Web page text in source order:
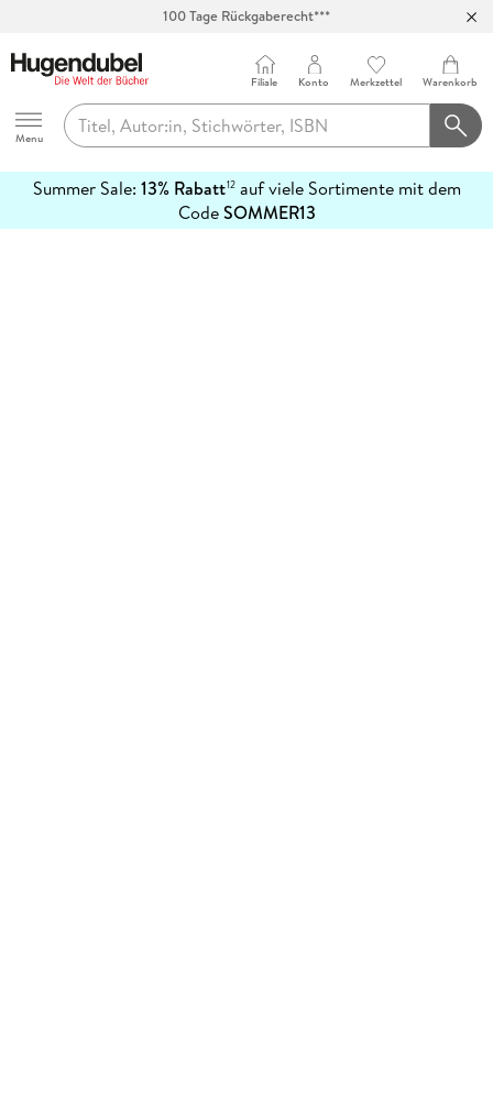
100 Tage Rückgaberecht***
Hugendubel
Menu
Filiale Konto Merkzettel Warenkorb
Summer Sale: 13% Rabatt12auf viele Sortimente mit dem
CodeSOMMER13
erfahren